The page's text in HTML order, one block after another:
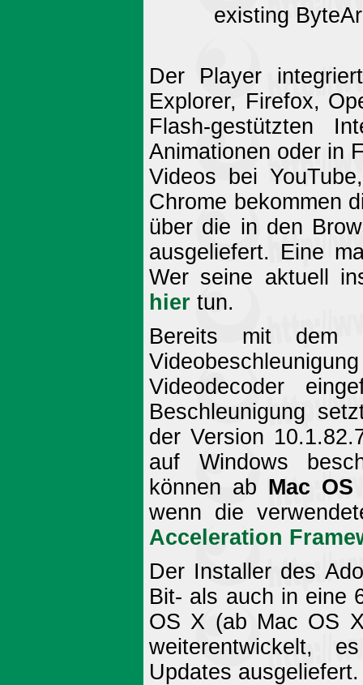
existing
Der Player
Explorer, Firefox,
Flash-gestützten
Animationen oder in
Videos bei
Chrome bekommen
über die in den
ausgeliefert. Eine
Wer seine aktuell
hier tun.
Bereits mit dem
Videodecoder
Beschleunigung
der Version
auf Windows
können ab Mac OS
wenn die
Acceleration
Der Installer des
Bit- als auch in eine
OS X (ab Mac OS
weiterentwickelt,
Updates ausgeliefert.